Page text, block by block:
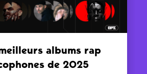
albums rap
de 2025